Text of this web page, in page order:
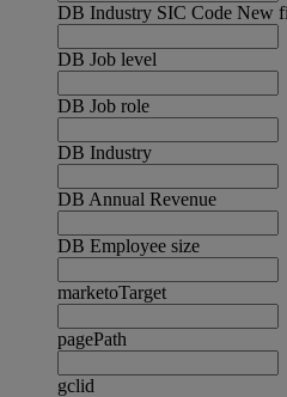
DB Industry SIC Code New
DB Job level
DB Job role
DB Industry
DB Annual Revenue
DB Employee size
marketoTarget
pagePath
gclid